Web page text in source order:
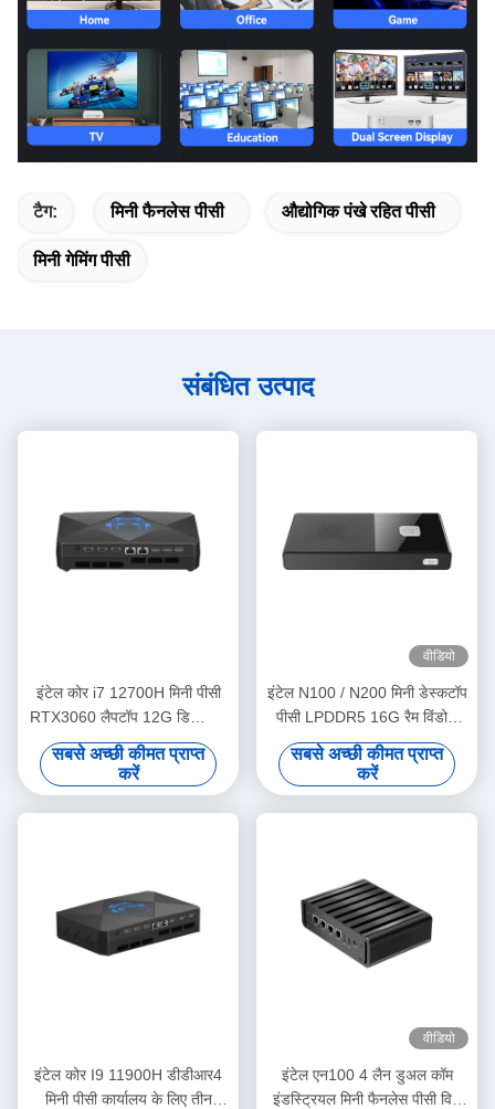
टैग: मिनी फैनलेस पीसी औद्योगिक पंखे रहित पीसी
मिनी गेमिंग पीसी
संबंधित उत्पाद
इंटेल कोर i7 12700H मिनी पीसी
RTX3060 लैपटॉप 12G डिस्क्रिट
ग्राफिक्स और DDR4 के साथ
सबसे अच्छी कीमत प्राप्त
करें
वीडियो
इंटेल N100 / N200 मिनी डेस्कटॉप
पीसी LPDDR5 16G रैम विंडोज
10/11 लिनक्स मिनी डेस्कटॉप
सबसे अच्छी कीमत प्राप्त
करें
इंटेल कोर I9 11900H डीडीआर4
मिनी पीसी कार्यालय के लिए तीन
वीडियो
इंटेल एन100 4 लैन डुअल कॉम
इंडस्ट्रियल मिनी फैनलेस पीसी विथ